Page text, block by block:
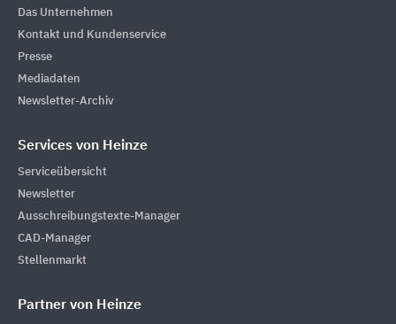
Das Unternehmen
Kontakt und Kundenservice
Presse
Mediadaten
Newsletter-Archiv
Services von Heinze
Serviceübersicht
Newsletter
Ausschreibungstexte-Manager
CAD-Manager
Stellenmarkt
Partner von Heinze